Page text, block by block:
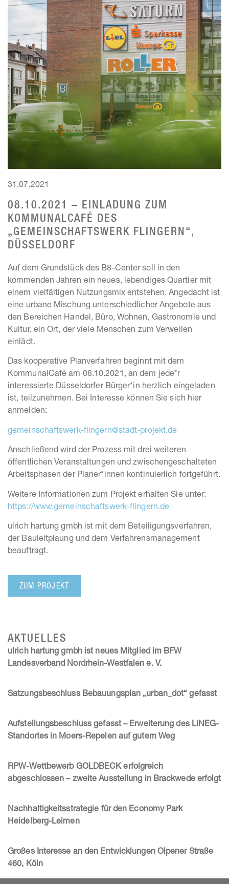
31.07.2021
08.10.2021 – EINLADUNG ZUM
KOMMUNALCAFÉ DES
„GEMEINSCHAFTSWERK FLINGERN“,
DÜSSELDORF
Auf dem Grundstück des B8-Center soll in den
kommenden Jahren ein neues, lebendiges Quartier mit
einem vielfältigen Nutzungsmix entstehen. Angedacht ist
eine urbane Mischung unterschiedlicher Angebote aus
den Bereichen Handel, Büro, Wohnen, Gastronomie und
Kultur, ein Ort, der viele Menschen zum Verweilen
einlädt.
Das kooperative Planverfahren beginnt mit dem
KommunalCafé am 08.10.2021, an dem jede*r
interessierte Düsseldorfer Bürger*in herzlich eingeladen
ist, teilzunehmen. Bei Interesse können Sie sich hier
anmelden:
gemeinschaftswerk-flingern@stadt-projekt.de
Anschließend wird der Prozess mit drei weiteren
öffentlichen Veranstaltungen und zwischengeschalteten
Arbeitsphasen der Planer*innen kontinuierlich fortgeführt.
Weitere Informationen zum Projekt erhalten Sie unter:
https://www.gemeinschaftswerk-flingern.de
ulrich hartung gmbh ist mit dem Beteiligungsverfahren,
der Bauleitplaung und dem Verfahrensmanagement
beauftragt.
ZUM PROJEKT
AKTUELLES
ulrich hartung gmbh ist neues Mitglied im BFW
Landesverband Nordrhein-Westfalen e. V.
Satzungsbeschluss Bebauungsplan „urban_dot“ gefasst
Aufstellungsbeschluss gefasst – Erweiterung des LINEG-
Standortes in Moers-Repelen auf gutem Weg
RPW-Wettbewerb GOLDBECK erfolgreich
abgeschlossen – zweite Ausstellung in Brackwede erfolgt
Nachhaltigkeitsstrategie für den Economy Park
Heidelberg-Leimen
Großes Interesse an den Entwicklungen Olpener Straße
460, Köln